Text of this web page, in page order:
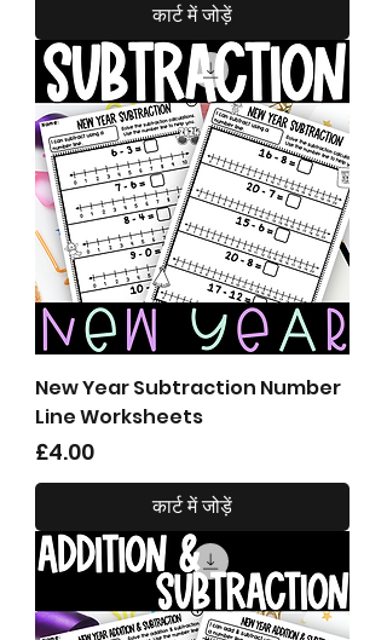
कार्ट में जोड़ें
New Year Subtraction Number
Line Worksheets
मूल्य
£4.00
कार्ट में जोड़ें